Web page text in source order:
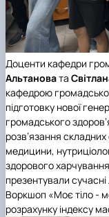
Доценти кафедри
Альтановата
кафедрою
підготовку нової
громадського
розв’язання
медицини,
здорового
презентували сучасні
Воркшоп «Моє тіло -
розрахунку індексу